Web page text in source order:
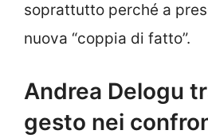
soprattutto perché a
nuova “coppia di fatto”.
Andrea Delogu
gesto nei